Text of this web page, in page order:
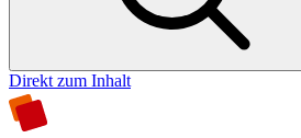
Direkt zum Inhalt